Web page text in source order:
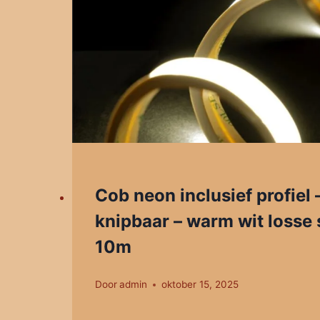
Cob neon inclusief profiel
knipbaar – warm wit losse
10m
Door admin oktober 15, 2025